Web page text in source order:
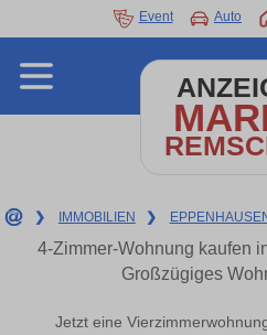
Event Auto
❯ IMMOBILIEN ❯
4-Zimmer-Wohnung kaufen
Großzügiges
Jetzt eine